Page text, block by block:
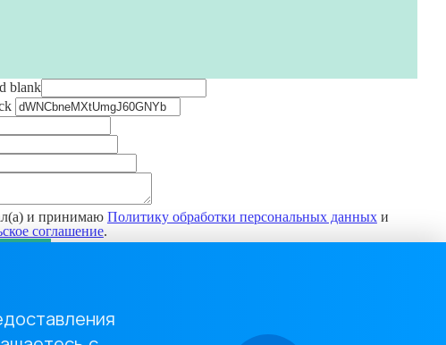
blank
и принимаю Политику обработки персональных данныхи
соглашение.